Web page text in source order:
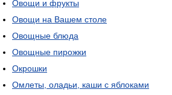
Овощи и фрукты
Овощи на Вашем столе
Овощные блюда
Овощные пирожки
Окрошки
Омлеты, оладьи, каши с яблоками